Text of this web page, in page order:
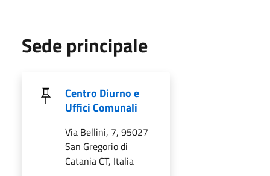
Sede principale
Centro Diurno e
Uffici Comunali
Via Bellini, 7, 95027
San Gregorio di
Catania CT, Italia